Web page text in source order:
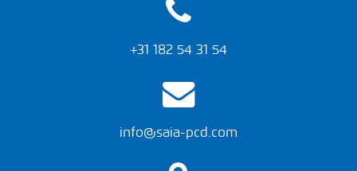
+31 182 54 31 54
info@saia-pcd.com